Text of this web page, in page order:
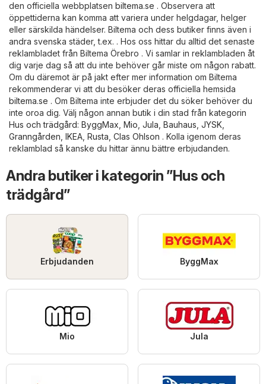
den officiella webbplatsen biltema.se . Observera att
öppettiderna kan komma att variera under helgdagar, helger
eller särskilda händelser. Biltema och dess butiker finns även i
andra svenska städer, t.ex. . Hos oss hittar du alltid det senaste
reklambladet från Biltema Örebro . Vi samlar in reklambladen åt
dig varje dag så att du inte behöver går miste om någon rabatt.
Om du däremot är på jakt efter mer information om Biltema
rekommenderar vi att du besöker deras officiella hemsida
biltema.se . Om Biltema inte erbjuder det du söker behöver du
inte oroa dig. Välj någon annan butik i din stad från kategorin
Hus och trädgård: ByggMax Mio Jula Bauhaus JYSK
Granngården IKEA Rusta Clas Ohlson . Kolla igenom deras
reklamblad så kanske du hittar ännu bättre erbjudanden.
Andra butiker i kategorin ”Hus och
trädgård”
Erbjudanden ByggMax
Mio Jula